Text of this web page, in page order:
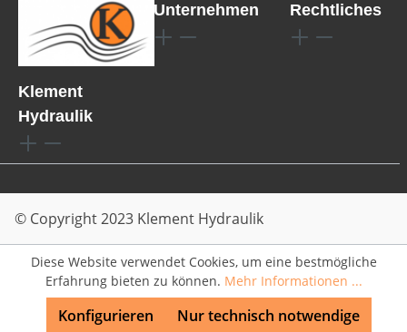
Klement
Hydraulik
Unternehmen Rechtliches
© Copyright 2023 Klement Hydraulik
Diese Website verwendet Cookies, um eine bestmögliche
Erfahrung bieten zu können. Mehr Informationen ...
Nur technisch notwendige
Konfigurieren